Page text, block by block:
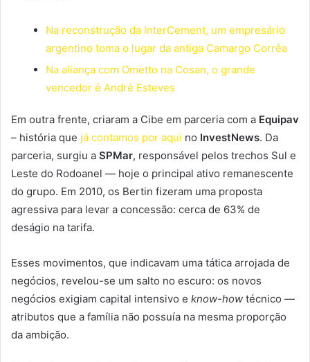
Na reconstrução da InterCement, um empresário
argentino toma o lugar da antiga Camargo Corrêa
Na aliança com Ometto na Cosan, o grande
vencedor é André Esteves
Em outra frente, criaram a Cibe em parceria com a Equipav
– história que já contamos por aqui no InvestNews. Da
parceria, surgiu a SPMar, responsável pelos trechos Sul e
Leste do Rodoanel — hoje o principal ativo remanescente
do grupo. Em 2010, os Bertin fizeram uma proposta
agressiva para levar a concessão: cerca de 63% de
deságio na tarifa.
Esses movimentos, que indicavam uma tática arrojada de
negócios, revelou-se um salto no escuro: os novos
negócios exigiam capital intensivo e know-how técnico —
atributos que a família não possuía na mesma proporção
da ambição.